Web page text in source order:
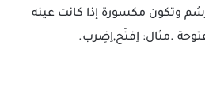
وتكون مكسورة إذا كانت عينه
.مثال: اِفتَح,اِضِرب.